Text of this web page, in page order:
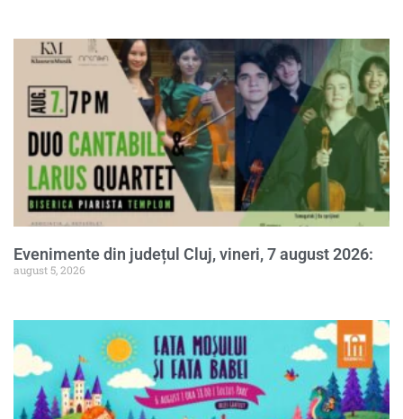
Evenimente din județul Cluj, vineri, 7 august 2026:
august 5, 2026